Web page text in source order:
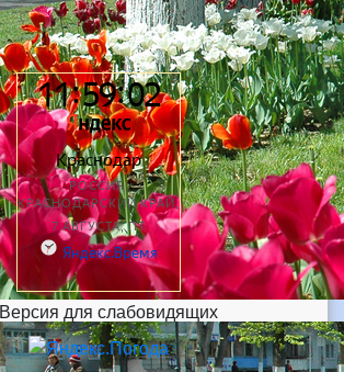
Версия для слабовидящих